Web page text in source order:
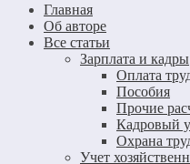
Главная
Об авторе
Все статьи
Зарплата и кадры
Оплата
Пособия
Прочие
Кадровый
Охрана
Учет